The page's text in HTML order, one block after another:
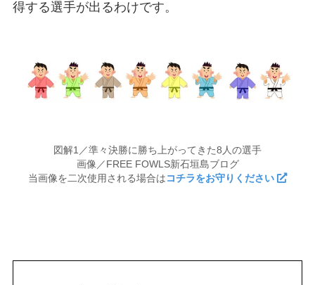
得する選手が出るわけです。
図解1／準々決勝に勝ち上がってきた8人の選手
画像／FREE FOWLS新石垣島ブログ
当画像を二次使用される場合はコチラをお守りください